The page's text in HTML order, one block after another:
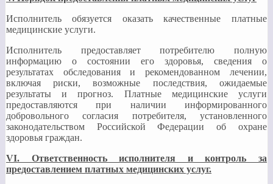
Исполнитель обязуется оказать качественные платные
медицинские услуги.
Исполнитель предоставляет потребителю полную
информацию о состоянии его здоровья, сведения о
результатах обследования и рекомендованном лечении,
включая риски, возможные последствия, ожидаемые
результаты и прогноз. Платные медицинские услуги
предоставляются при наличии информированного
добровольного согласия потребителя, установленного
законодательством Российской Федерации об охране
здоровья граждан.
VI. Ответственность исполнителя и контроль за
предоставлением платных медицинских услуг.